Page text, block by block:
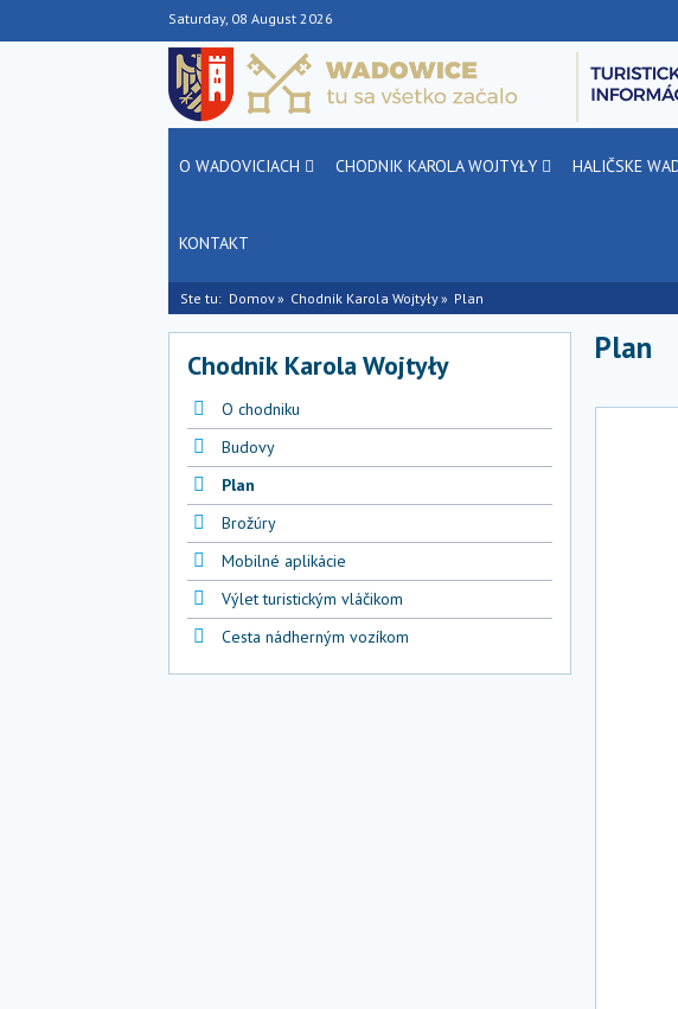
Saturday, 08 August 2026
O WADOVICIACH CHODNIK KAROLA WOJTYŁY HALIČSKE
KONTAKT
Ste tu: Domov Chodnik Karola Wojtyły Plan
Chodnik Karola Wojtyły
O chodniku
Budovy
Plan
Brožúry
Mobilné aplikácie
Výlet turistickým vláčikom
Cesta nádherným vozíkom
Plan